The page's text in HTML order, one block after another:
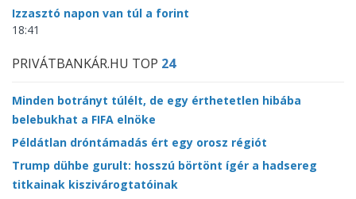
Izzasztó napon van túl a forint
18:41
PRIVÁTBANKÁR.HU TOP 24
Minden botrányt túlélt, de egy érthetetlen hibába
belebukhat a FIFA elnöke
Példátlan dróntámadás ért egy orosz régiót
Trump dühbe gurult: hosszú börtönt ígér a hadsereg
titkainak kiszivárogtatóinak